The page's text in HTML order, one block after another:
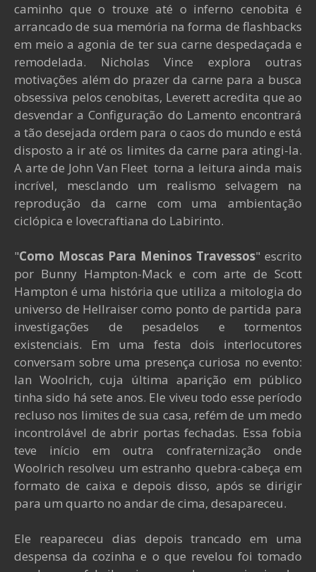
caminho que o trouxe até o inferno cenobita é
arrancado de sua memória na forma de flashbacks
em meio a agonia de ter sua carne despedaçada e
remodelada. Nicholas Vince explora outras
motivações além do prazer da carne para a busca
obsessiva pelos cenobitas, Leverett acredita que ao
desvendar a Configuração do Lamento encontrará
a tão desejada ordem para o caos do mundo e está
disposto a ir até os limites da carne para atingi-la.
A arte de John Van Fleet torna a leitura ainda mais
incrível, mesclando um realismo selvagem na
reprodução da carne com uma ambientação
ciclópica e lovecraftiana do Labirinto.
"Como Moscas Para Meninos Travessos" escrito
por Bunny Hampton-Mack e com arte de Scott
Hampton é uma história que utiliza a mitologia do
universo de Hellraiser como ponto de partida para
investigações de pesadelos e tormentos
existenciais. Em uma festa dois interlocutores
conversam sobre uma presença curiosa no evento:
Ian Woolrich, cuja última aparição em público
tinha sido há sete anos. Ele viveu todo esse período
recluso nos limites de sua casa, refém de um medo
incontrolável de abrir portas fechadas. Essa fobia
teve início em outra confraternização onde
Woolrich resolveu um estranho quebra-cabeça em
formato de caixa e depois disso, após se dirigir
para um quarto no andar de cima, desapareceu.
Ele reapareceu dias depois trancado em uma
despensa da cozinha e o que revelou foi tomado